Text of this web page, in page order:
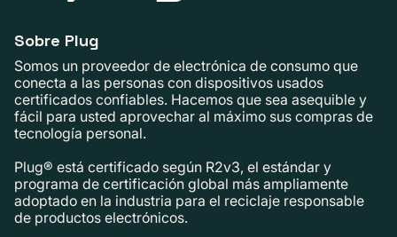
Sobre Plug
Somos un proveedor de electrónica de consumo que
conecta a las personas con dispositivos usados ​​
certificados confiables. Hacemos que sea asequible y
fácil para usted aprovechar al máximo sus compras de
tecnología personal.
Plug® está certificado según R2v3, el estándar y
programa de certificación global más ampliamente
adoptado en la industria para el reciclaje responsable
de productos electrónicos.